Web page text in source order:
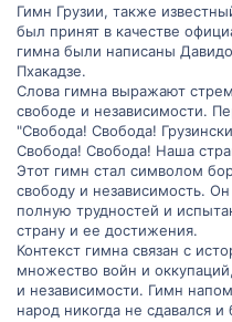
Гимн Грузии, также
был принят в качестве
гимна были написаны
Пхакадзе.
Слова гимна выражают
свободе и независимости.
"Свобода! Свобода!
Свобода! Свобода! Наша
Этот гимн стал символом
свободу и независимость.
полную трудностей и
страну и ее достижения.
Контекст гимна связан с
множество войн и
и независимости. Гимн
народ никогда не сдавался